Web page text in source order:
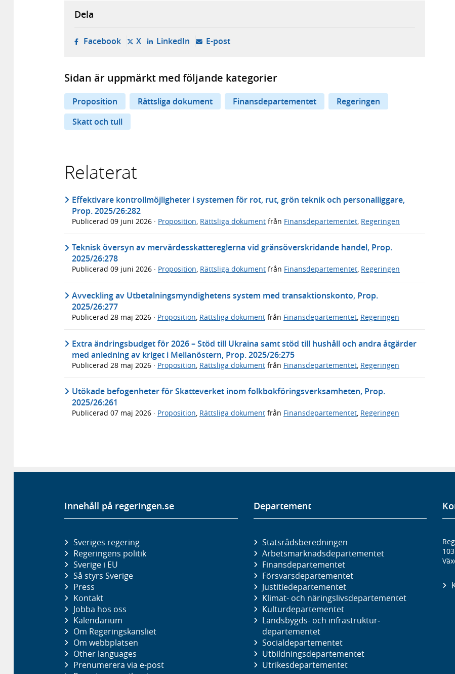
Dela
Facebook- öppnas i ny flik, extern webbplats,
X- öppnas i ny flik, extern webbplats,
LinkedIn- öppnas i ny flik, extern webbplats,
E-post- öppnar din e-postklient,
Sidan är uppmärkt med följande kategorier
Proposition Rättsliga dokument Finansdepartementet
Regeringen
Skatt och tull
Relaterat
Effektivare kontrollmöjligheter i systemen för rot, rut, grön teknik och personalliggare,
Prop. 2025/26:282
Publicerad 09 juni 2026 · Proposition Rättsliga dokument från Finansdepartementet Regeringen
Teknisk översyn av mervärdesskattereglerna vid gränsöverskridande handel, Prop.
2025/26:278
Publicerad 09 juni 2026 · Proposition, Rättsliga dokument från Finansdepartementet, Regeringen
Avveckling av Utbetalningsmyndighetens system med transaktionskonto, Prop.
2025/26:277
Publicerad 28 maj 2026 · Proposition, Rättsliga dokument från Finansdepartementet, Regeringen
Extra ändringsbudget för 2026 – Stöd till Ukraina samt stöd till hushåll och andra åtgärder
med anledning av kriget i Mellanöstern, Prop. 2025/26:275
Publicerad 28 maj 2026 · Proposition Rättsliga dokument från Finansdepartementet Regeringen
Utökade befogenheter för Skatteverket inom folkbokföringsverksamheten, Prop.
2025/26:261
Publicerad 07 maj 2026 · Proposition, Rättsliga dokument från Finansdepartementet, Regeringen
Innehåll på regeringen.se
Sveriges regering
Regeringens politik
Sverige i EU
Så styrs Sverige
Press
Kontakt
Jobba hos oss
Kalendarium
Om Regeringskansliet
Om webbplatsen
Other languages
Prenumerera via e-post
Departement
Statsrådsberedningen
Arbetsmarknads­departementet
Finans­departementet
Försvars­departementet
Justitie­departementet
Klimat- och näringslivs­departementet
Kultur­departementet
Landsbygds- och infrastruktur­
departementet
Social­departementet
Utbildnings­departementet
Utrikes­departementet